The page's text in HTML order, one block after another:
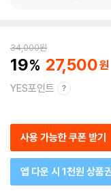
34,000원
19 27,500
YES포인트
사용 가능한 쿠폰 받기
앱 다운 시 1천원 상품